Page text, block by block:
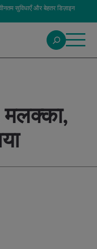
सुविधाएँ और बेहतर डिज़ाइन